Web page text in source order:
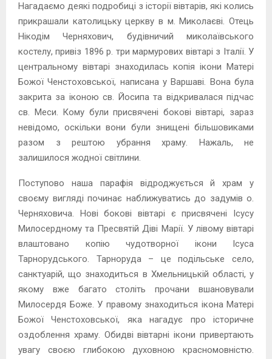
Нагадаємо деякі подробиці з історії вівтарів, які колись
прикрашали католицьку церкву в м. Миколаєві. Отець
Нікодім Черняхович, будівничий миколаївського
костелу, привіз 1896 р. три мармурових вівтарі з Італії. У
центральному вівтарі знаходилась копія ікони Матері
Божої Ченстоховської, написана у Варшаві. Вона була
закрита за іконою св. Йосипа та відкривалася підчас
св. Меси. Кому були присвячені бокові вівтарі, зараз
невідомо, оскільки вони були знищені більшовиками
разом з рештою убрання храму. Нажаль, не
залишилося жодної світлини.
Поступово наша парафія відроджується й храм у
своєму вигляді починає наближуватись до задумів о.
Черняховича. Нові бокові вівтарі є присвячені Ісусу
Милосердному та Пресвятій Діві Марії. У лівому вівтарі
влаштовано копію чудотворної ікони Ісуса
Тарнорудського. Тарноруда – це подільське село,
санктуарій, що знаходиться в Хмельницькій області, у
якому вже багато століть прочани вшановували
Милосердя Боже. У правому знаходиться ікона Матері
Божої Ченстоховської, яка нагадує про історичне
оздоблення храму. Обидві вівтарні ікони привертають
увагу своєю глибокою духовною красномовністю.